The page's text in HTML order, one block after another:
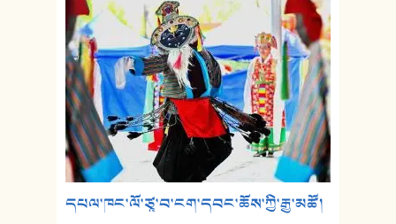
དཔལ་ཁང་ལོ་ཙཱ་བ་ངག་དབང་ཆོས་ཀྱི་རྒྱ་མཚོ།